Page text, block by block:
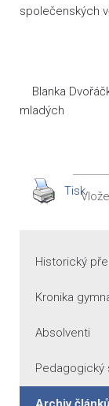
společenských
Blanka
mladých
Tisk
Historický
Kronika
Absolventi
Pedagogický